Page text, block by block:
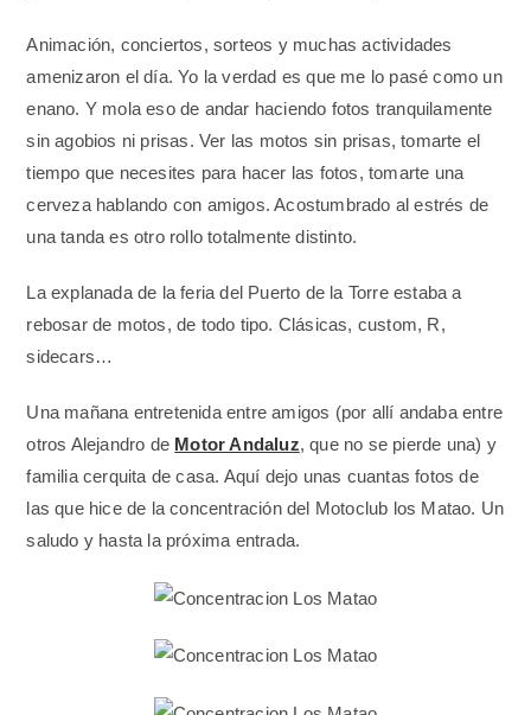
Animación, conciertos, sorteos y muchas actividades
amenizaron el día. Yo la verdad es que me lo pasé como un
enano. Y mola eso de andar haciendo fotos tranquilamente
sin agobios ni prisas. Ver las motos sin prisas, tomarte el
tiempo que necesites para hacer las fotos, tomarte una
cerveza hablando con amigos. Acostumbrado al estrés de
una tanda es otro rollo totalmente distinto.
La explanada de la feria del Puerto de la Torre estaba a
rebosar de motos, de todo tipo. Clásicas, custom, R,
sidecars…
Una mañana entretenida entre amigos (por allí andaba entre
otros Alejandro de Motor Andaluz, que no se pierde una) y
familia cerquita de casa. Aquí dejo unas cuantas fotos de
las que hice de la concentración del Motoclub los Matao. Un
saludo y hasta la próxima entrada.